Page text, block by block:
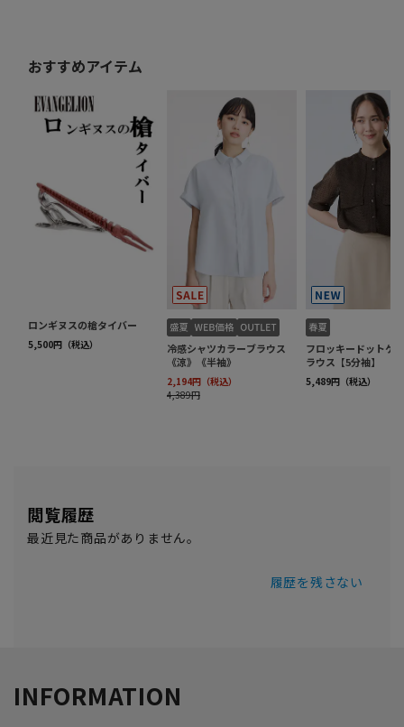
閲覧履歴
最近見た商品がありません。
履歴を残さない
INFORMATION